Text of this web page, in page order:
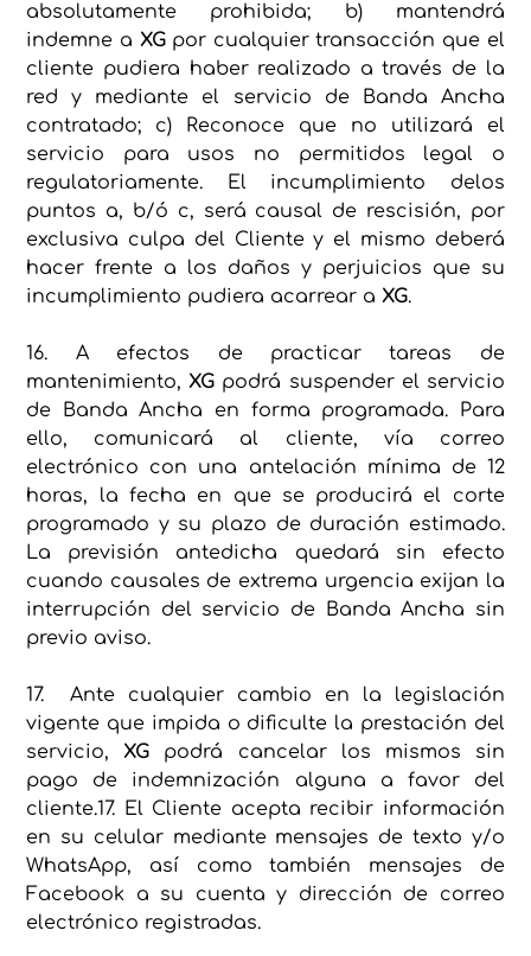
absolutamente prohibida; b) mantendrá
indemne a XGpor cualquier transacción que el
cliente pudiera haber realizado a través de la
red y mediante el servicio de Banda Ancha
contratado; c) Reconoce que no utilizará el
servicio para usos no permitidos legal o
regulatoriamente. El incumplimiento delos
puntos a, b/ó c, será causal de rescisión, por
exclusiva culpa del Cliente y el mismo deberá
hacer frente a los daños y perjuicios que su
incumplimiento pudiera acarrear aXG.
16. A efectos de practicar tareas de
mantenimiento,XG podrá suspender el servicio
de Banda Ancha en forma programada. Para
ello, comunicará al cliente, vía correo
electrónico con una antelación mínima de 12
horas, la fecha en que se producirá el corte
programado y su plazo de duración estimado.
La previsión antedicha quedará sin efecto
cuando causales de extrema urgencia exijan la
interrupción del servicio de Banda Ancha sin
previo aviso.
17. Ante cualquier cambio en la legislación
vigente que impida o dificulte la prestación del
servicio,XG podrá cancelar los mismos sin
pago de indemnización alguna a favor del
cliente.17. El Cliente acepta recibir información
en su celular mediante mensajes de texto y/o
WhatsApp, así como también mensajes de
Facebook a su cuenta y dirección de correo
electrónico registradas.